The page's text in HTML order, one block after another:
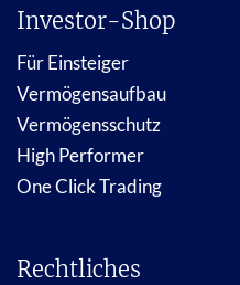
Investor-Shop
Für Einsteiger
Vermögensaufbau
Vermögensschutz
High Performer
One Click Trading
Rechtliches